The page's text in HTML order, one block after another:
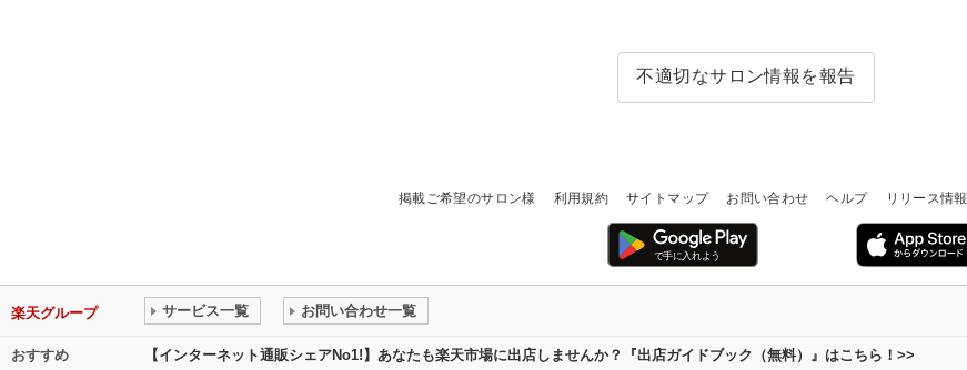
不適切なサロン情報を報告
掲載ご希望のサロン様 利用規約 サイトマップ お問い合わせ ヘルプ リリース情報
楽天グループ サービス一覧 お問い合わせ一覧
おすすめ 【インターネット通販シェアNo1!】あなたも楽天市場に出店しませんか？『出店ガイドブック（無料）』はこちら！>>